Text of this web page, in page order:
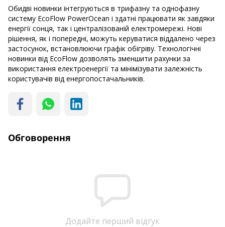
Обидві новинки інтегруються в трифазну та однофазну
систему EcoFlow PowerOcean і здатні працювати як завдяки
енергії сонця, так і централізованій електромережі. Нові
рішення, як і попередні, можуть керуватися віддалено через
застосунок, встановлюючи графік обігріву. Технологічні
новинки від EcoFlow дозволять зменшити рахунки за
використання електроенергії та мінімізувати залежність
користувачів від енергопостачальників.
Обговорення
Додайте перший відгук